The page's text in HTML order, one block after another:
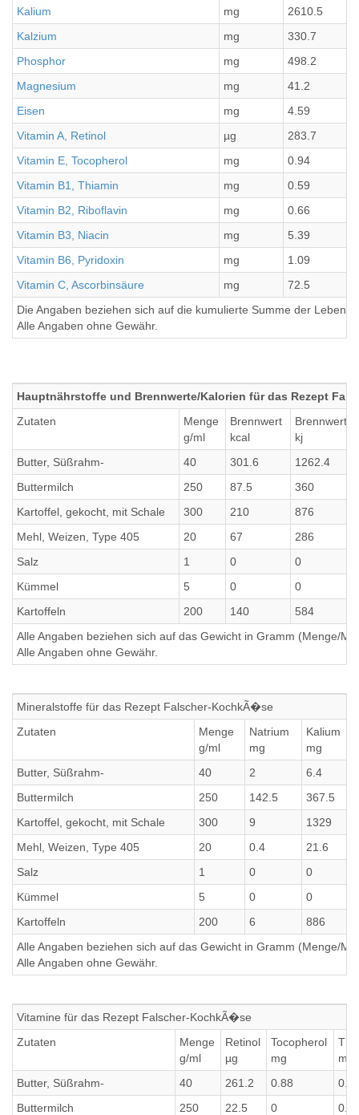
Kalium mg
2610.5
Kalzium
mg
330.7
Phosphor
mg
498.2
Magnesium
mg
41.2
Eisen
mg
4.59
Vitamin A, Retinol
µg
283.7
Vitamin E, Tocopherol
mg
0.94
Vitamin B1, Thiamin
mg
0.59
Vitamin B2, Riboflavin
mg
0.66
Vitamin B3, Niacin
mg
5.39
Vitamin B6, Pyridoxin
mg
1.09
Vitamin C, Ascorbinsäure
mg
72.5
Die Angaben beziehen sich auf die kumulierte Summe der
Alle Angaben ohne Gewähr.
Hauptnährstoffe und Brennwerte/Kalorien für das Rezept
Zutaten
Menge
g/ml
Brennwert
kcal
Brennwert
kj
Butter, Süßrahm-
40 301.6
1262.4
Buttermilch
250 87.5
360
Kartoffel, gekocht, mit Schale
300 210
876
Mehl, Weizen, Type 405
20 67
286
Salz
1 0
0
Kümmel
5 0
0
Kartoffeln
200 140
584
Alle Angaben beziehen sich auf das Gewicht in Gramm (Menge/
Alle Angaben ohne Gewähr.
Mineralstoffe für das Rezept Falscher-KochkÃ�se
Zutaten
Menge
g/ml
Natrium
mg
Kalium
mg
Butter, Süßrahm-
40 2 6.4
Buttermilch
250 142.5 367.5
Kartoffel, gekocht, mit Schale
300 9 1329
Mehl, Weizen, Type 405
20 0.4 21.6
Salz
1 0 0
Kümmel
5 0 0
Kartoffeln
200 6 886
Alle Angaben beziehen sich auf das Gewicht in Gramm (Menge/
Alle Angaben ohne Gewähr.
Vitamine für das Rezept Falscher-KochkÃ�se
Zutaten
Menge
g/ml
Retinol
µg
Tocopherol
mg
mg
Butter, Süßrahm-
40 261.2 0.88
Buttermilch
250 22.5 0